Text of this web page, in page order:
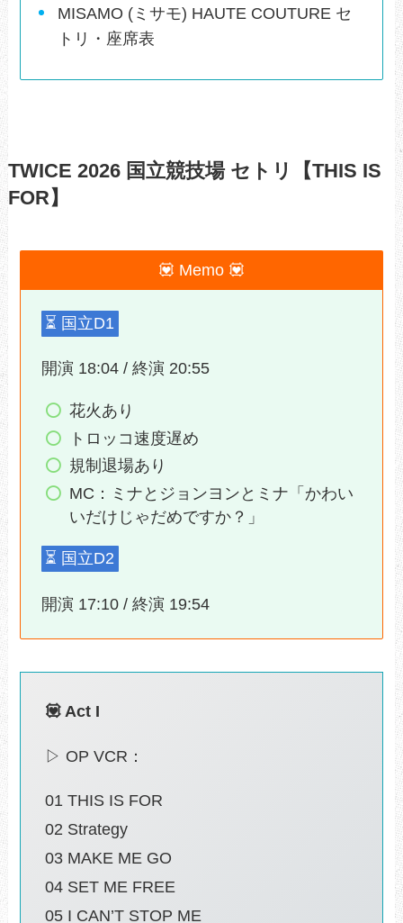
MISAMO (ミサモ) HAUTE COUTURE セ
トリ・座席表
TWICE 2026 国立競技場 セトリ【THIS IS
FOR】
💟 Memo 💟
⏳️ 国立D1
開演 18:04 / 終演 20:55
花火あり
トロッコ速度遅め
規制退場あり
MC：ミナとジョンヨンとミナ「かわい
いだけじゃだめですか？」
⏳️ 国立D2
開演 17:10 / 終演 19:54
💟 Act I
▷ OP VCR：
01 THIS IS FOR
02 Strategy
03 MAKE ME GO
04 SET ME FREE
05 I CAN’T STOP ME